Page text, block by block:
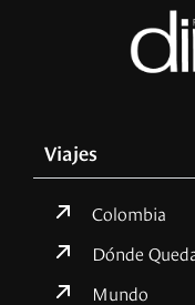
Viajes
Colombia
Dónde
Mundo